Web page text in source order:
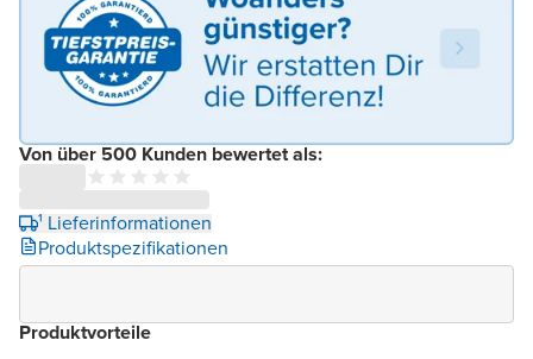
Von über 500 Kunden bewertet als:
¹ Lieferinformationen
Produktspezifikationen
Produktvorteile